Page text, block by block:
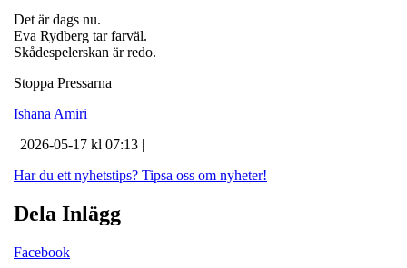
Det är dags nu.
Eva Rydberg tar farväl.
Skådespelerskan är redo.
Stoppa Pressarna
Ishana Amiri
| 2026-05-17 kl 07:13 |
Har du ett nyhetstips? Tipsa oss om nyheter!
Dela Inlägg
Facebook